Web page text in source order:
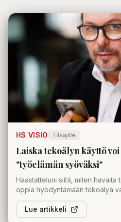
HS VISIO Tilaajille
Laiska tekoälyn käyttö
"työelämän syöväksi"
Haastatteluni siitä, miten
oppia hyödyntämään tekoälyä
Lue artikkeli